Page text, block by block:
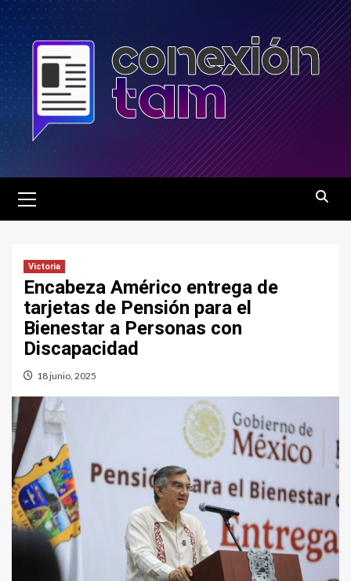
Saltar
al
contenido
principal
Victoria
Encabeza Américo entrega de
tarjetas de Pensión para el
Bienestar a Personas con
Discapacidad
18 junio, 2025